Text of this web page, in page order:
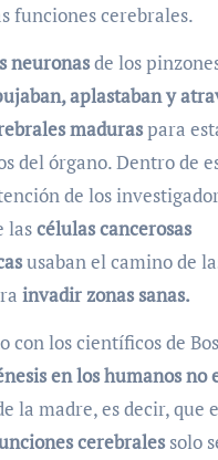
funciones cerebrales.
neuronasde los
aplastaban y
maduraspara
del órgano. Dentro de
de los
lascélulas cancerosas
usaban el camino de
invadir zonas sanas.
con los científicos de
en los humanos no
la madre, es decir, que
cerebralessolo